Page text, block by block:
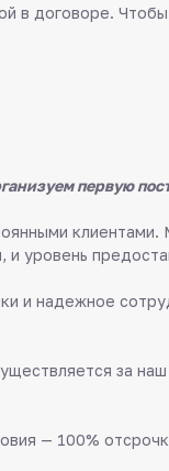
в договоре.
первую
уровень
и надежное
за
— 100%